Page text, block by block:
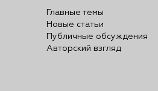
Главные темы
Новые статьи
Публичные обсуждения
Авторский взгляд